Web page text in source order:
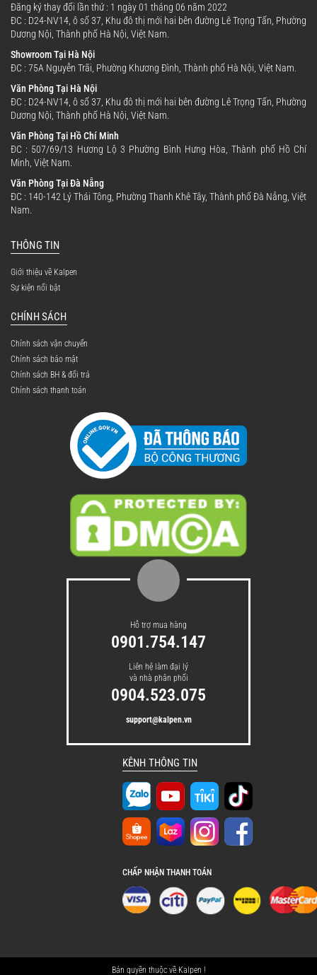
Đăng ký thay đổi lần thứ : 1 ngày 01 tháng 06 năm 2022
ĐC : D24-NV14, ô số 37, Khu đô thị mới hai bên đường Lê Trọng Tấn, Phường
Dương Nội, Thành phố Hà Nội, Việt Nam.
Showroom Tại Hà Nội
ĐC : 75A Nguyễn Trãi, Phường Khương Đình, Thành phố Hà Nội, Việt Nam.
Văn Phòng Tại Hà Nội
ĐC : D24-NV14, ô số 37, Khu đô thị mới hai bên đường Lê Trọng Tấn, Phường
Dương Nội, Thành phố Hà Nội, Việt Nam.
Văn Phòng Tại Hồ Chí Minh
ĐC : 507/69/13 Hương Lộ 3 Phường Bình Hưng Hòa, Thành phố Hồ Chí
Minh, Việt Nam.
Văn Phòng Tại Đà Nẵng
ĐC : 140-142 Lý Thái Tông, Phường Thanh Khê Tây, Thành phố Đà Nẵng, Việt
Nam.
THÔNG TIN
Giới thiệu về Kalpen
Sự kiện nổi bật
CHÍNH SÁCH
Chính sách vận chuyển
Chính sách bảo mật
Chính sách BH & đổi trả
Chính sách thanh toán
Hỗ trợ mua hàng
0901.754.147
Liên hệ làm đại lý
và nhà phân phối
0904.523.075
support@kalpen.vn
KÊNH THÔNG TIN
CHẤP NHẬN THANH TOÁN
Bản quyền thuộc về Kalpen !